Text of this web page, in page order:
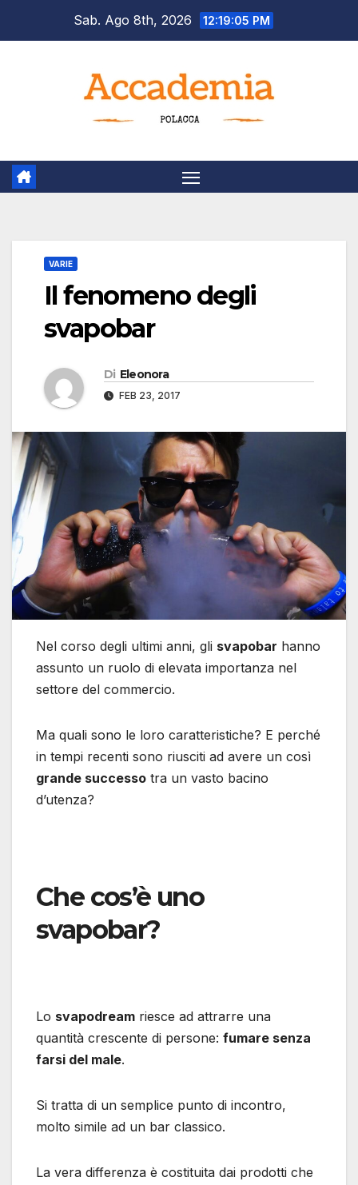
Sab. Ago 8th, 2026 12:19:06 PM
VARIE
Il fenomeno degli
svapobar
Di Eleonora
FEB 23, 2017
Nel corso degli ultimi anni, gli svapobar hanno
assunto un ruolo di elevata importanza nel
settore del commercio.
Ma quali sono le loro caratteristiche? E perché
in tempi recenti sono riusciti ad avere un così
grande successo tra un vasto bacino
d’utenza?
Che cos’è uno
svapobar?
Lo svapodream riesce ad attrarre una
quantità crescente di persone: fumare senza
farsi del male.
Si tratta di un semplice punto di incontro,
molto simile ad un bar classico.
La vera differenza è costituita dai prodotti che